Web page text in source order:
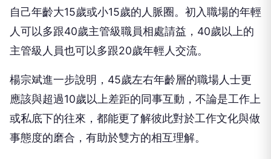
自己年齡大15歲或小15歲的人脈圈。初入職場的年輕
人可以多跟40歲主管級職員相處請益，40歲以上的
主管級人員也可以多跟20歲年輕人交流。
楊宗斌進一步說明，45歲左右年齡層的職場人士更
應該與超過10歲以上差距的同事互動，不論是工作上
或私底下的往來，都能更了解彼此對於工作文化與做
事態度的磨合，有助於雙方的相互理解。